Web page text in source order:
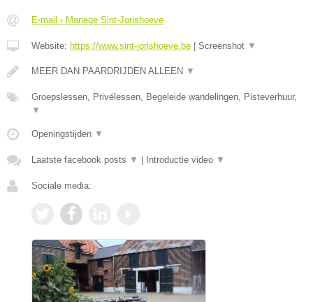
E-mail › Manege Sint-Jorishoeve
Website: https://www.sint-jorishoeve.be Screenshot ▼
MEER DAN PAARDRIJDEN ALLEEN ▼
Groepslessen, Privélessen, Begeleide wandelingen, Pisteverhuur,
▼
Openingstijden ▼
Laatste facebook posts ▼ Introductie video ▼
Sociale media: